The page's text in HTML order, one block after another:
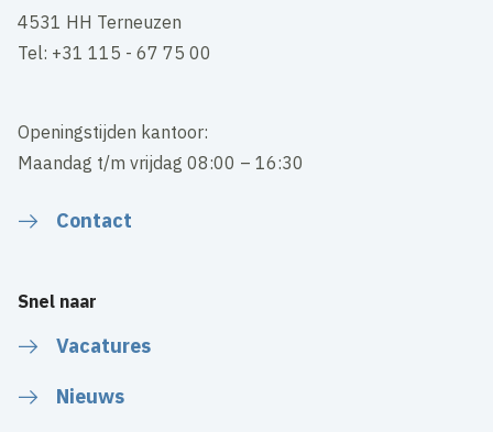
4531 HH Terneuzen
Tel: +31 115 - 67 75 00
Openingstijden kantoor:
Maandag t/m vrijdag 08:00 – 16:30
Contact
Snel naar
Vacatures
Nieuws